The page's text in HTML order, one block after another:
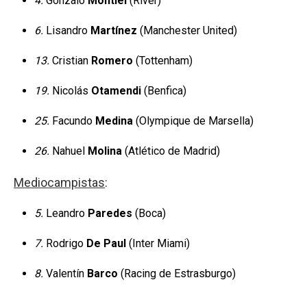
6. Lisandro Martínez (Manchester United)
13. Cristian Romero (Tottenham)
19. Nicolás Otamendi (Benfica)
25. Facundo Medina (Olympique de Marsella)
26. Nahuel Molina (Atlético de Madrid)
Mediocampistas:
5. Leandro Paredes (Boca)
7. Rodrigo De Paul (Inter Miami)
8. Valentín Barco (Racing de Estrasburgo)